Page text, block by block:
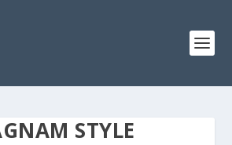
STYLE